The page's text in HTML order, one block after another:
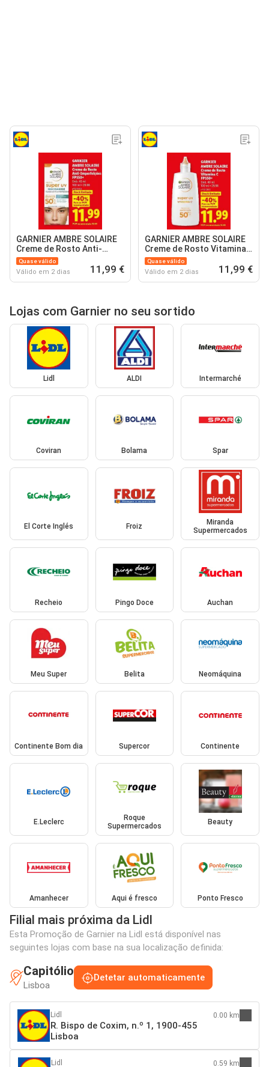
GARNIER AMBRE SOLAIRE
Creme de Rosto Anti-
Imperfeições FPS50+
Quase válido
Válido em 2 dias 11,99 €
GARNIER AMBRE SOLAIRE
Creme de Rosto Vitamina
C FPS50
Quase válido
Válido em 2 dias 11,99 €
Lojas com Garnier no seu sortido
Lidl ALDI Intermarché
Coviran Bolama Spar
El Corte Inglés Froiz
Miranda
Supermercados
Recheio Pingo Doce Auchan
Meu Super Belita Neomáquina
Continente Bom dia Supercor Continente
E.Leclerc
Roque
Supermercados
Beauty
Amanhecer Aqui é fresco Ponto Fresco
Filial mais próxima da Lidl
Esta Promoção de Garnier na Lidl está disponível nas
seguintes lojas com base na sua localização definida:
Capitólio
Lisboa
Detetar automaticamente
Lidl
R. Bispo de Coxim, n.º 1, 1900-455
Lisboa
0.00 km
Lidl 0.59 km